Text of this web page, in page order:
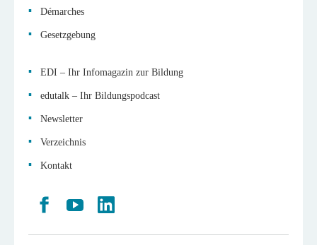
Démarches
Gesetzgebung
EDI – Ihr Infomagazin zur Bildung
edutalk – Ihr Bildungspodcast
Newsletter
Verzeichnis
Kontakt
Retrouvez
nous
Youtube